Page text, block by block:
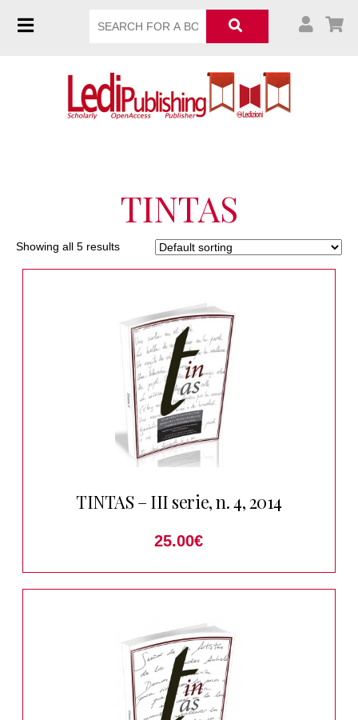
TINTAS
Showing all 5 results
TINTAS – III serie, n. 4, 2014
25.00€